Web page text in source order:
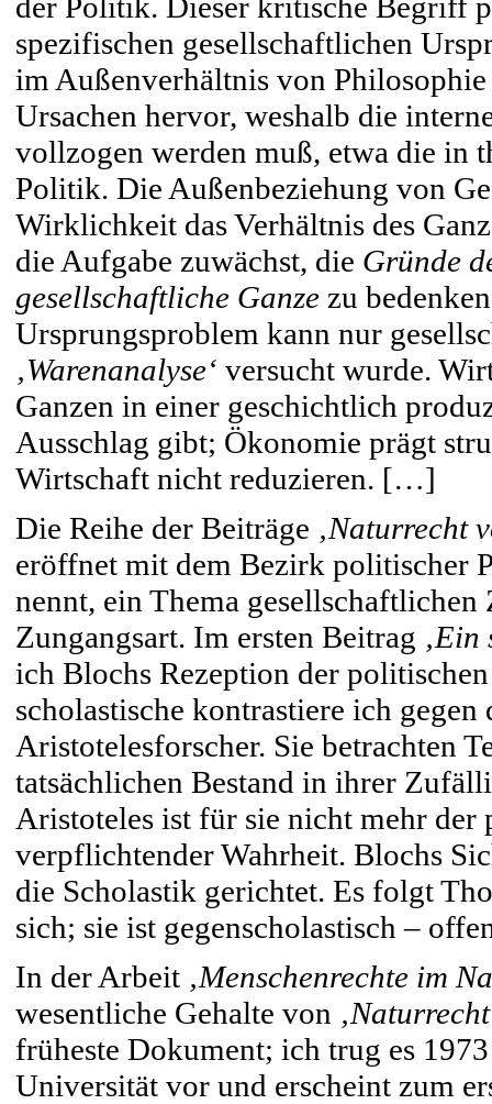
spezifischen gesellschaftlichen
im Außenverhältnis von
Ursachen hervor, weshalb die
vollzogen werden muß, etwa die in
Politik. Die Außenbeziehung von
Wirklichkeit das Verhältnis des
die Aufgabe zuwächst, die Gründe
gesellschaftliche Ganze zu
Ursprungsproblem kann nur
‚Warenanalyse‘ versucht wurde.
Ganzen in einer geschichtlich
Ausschlag gibt; Ökonomie prägt
Wirtschaft nicht reduzieren. […]
Die Reihe der Beiträge ‚Naturrecht
eröffnet mit dem Bezirk politischer
nennt, ein Thema
Zungangsart. Im ersten Beitrag ‚Ein
ich Blochs Rezeption der
scholastische kontrastiere ich
Aristotelesforscher. Sie betrachten
tatsächlichen Bestand in ihrer
Aristoteles ist für sie nicht mehr
verpflichtender Wahrheit. Blochs
die Scholastik gerichtet. Es folgt
sich; sie ist gegenscholastisch –
In der Arbeit ‚Menschenrechte im
wesentliche Gehalte von
früheste Dokument; ich trug es
Universität vor und erscheint zum